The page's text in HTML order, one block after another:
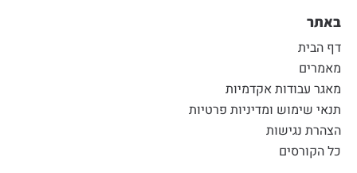
באתר
דף הבית
מאמרים
מאגר עבודות אקדמיות
תנאי שימוש ומדיניות פרטיות
הצהרת נגישות
כל הקורסים